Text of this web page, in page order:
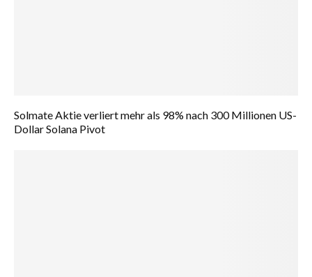
Solmate Aktie verliert mehr als 98% nach 300 Millionen US-
Dollar Solana Pivot